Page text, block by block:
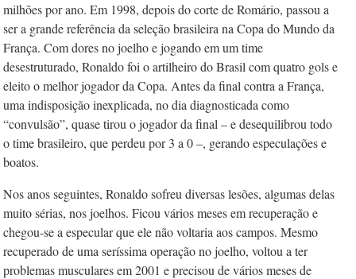
milhões por ano. Em 1998, depois do corte de Romário, passou a
ser a grande referência da seleção brasileira na Copa do Mundo da
França. Com dores no joelho e jogando em um time
desestruturado, Ronaldo foi o artilheiro do Brasil com quatro gols e
eleito o melhor jogador da Copa. Antes da final contra a França,
uma indisposição inexplicada, no dia diagnosticada como
“convulsão”, quase tirou o jogador da final – e desequilibrou todo
o time brasileiro, que perdeu por 3 a 0 –, gerando especulações e
boatos.
Nos anos seguintes, Ronaldo sofreu di­versas lesões, algumas delas
muito sérias, nos joelhos. Ficou vários meses em recuperação e
chegou-se a especular que ele não voltaria aos campos. Mesmo
recuperado de uma seríssima operação no joelho, voltou a ter
problemas musculares em 2001 e precisou de vários meses de